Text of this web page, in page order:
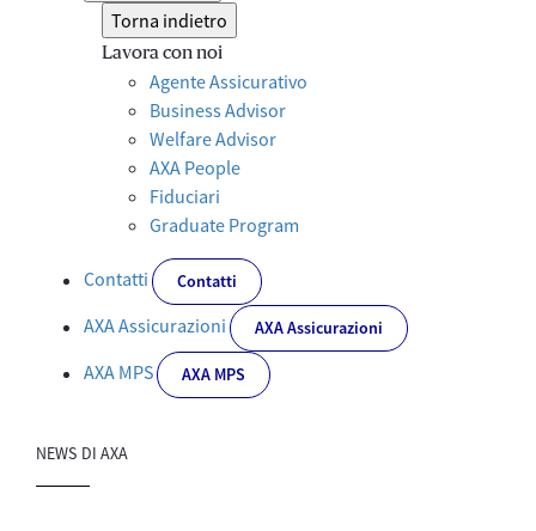
Torna indietro
Lavora con noi
Agente Assicurativo
Business Advisor
Welfare Advisor
AXA People
Fiduciari
Graduate Program
Contatti Contatti
AXA Assicurazioni AXA Assicurazioni
AXA MPS AXA MPS
NEWS DI AXA